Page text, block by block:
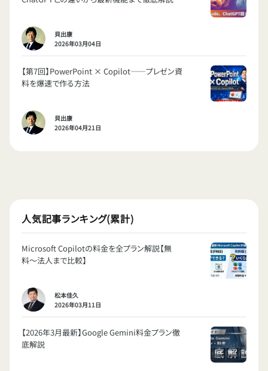
貝出康
2026年03月04日
【第7回】PowerPoint × Copilot——プレゼン資
料を爆速で作る方法
貝出康
2026年04月21日
人気記事ランキング(累計)
Microsoft Copilotの料金を全プラン解説【無
料〜法人まで比較】
松本佳久
2026年03月11日
【2026年3月最新】Google Gemini料金プラン徹
底解説